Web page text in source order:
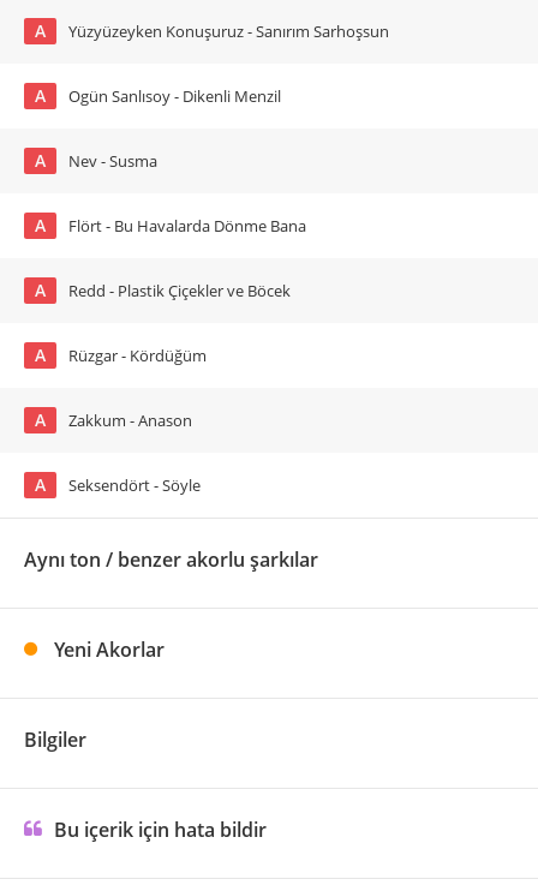
A Yüzyüzeyken Konuşuruz - Sanırım Sarhoşsun
A Ogün Sanlısoy - Dikenli Menzil
A Nev - Susma
A Flört - Bu Havalarda Dönme Bana
A Redd - Plastik Çiçekler ve Böcek
A Rüzgar - Kördüğüm
A Zakkum - Anason
A Seksendört - Söyle
Aynı ton / benzer akorlu şarkılar
Yeni Akorlar
Bilgiler
Bu içerik için hata bildir